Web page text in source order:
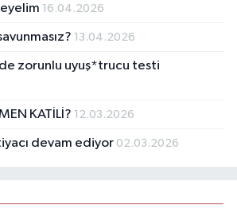
16.04.2026
13.04.2026
zorunlu uyuş*trucu testi
KATİLİ? 12.03.2026
devam ediyor 02.03.2026